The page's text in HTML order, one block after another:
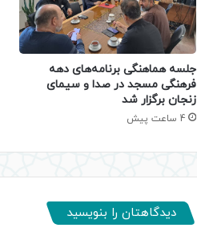
جلسه هماهنگی برنامه‌های دهه
فرهنگی مسجد در صدا و سیمای
زنجان برگزار شد
4 ساعت پیش
دیدگاهتان را بنویسید